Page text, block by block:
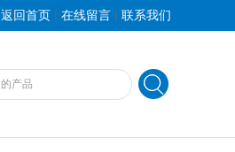
返回首页 | 在线留言 | 联系我们